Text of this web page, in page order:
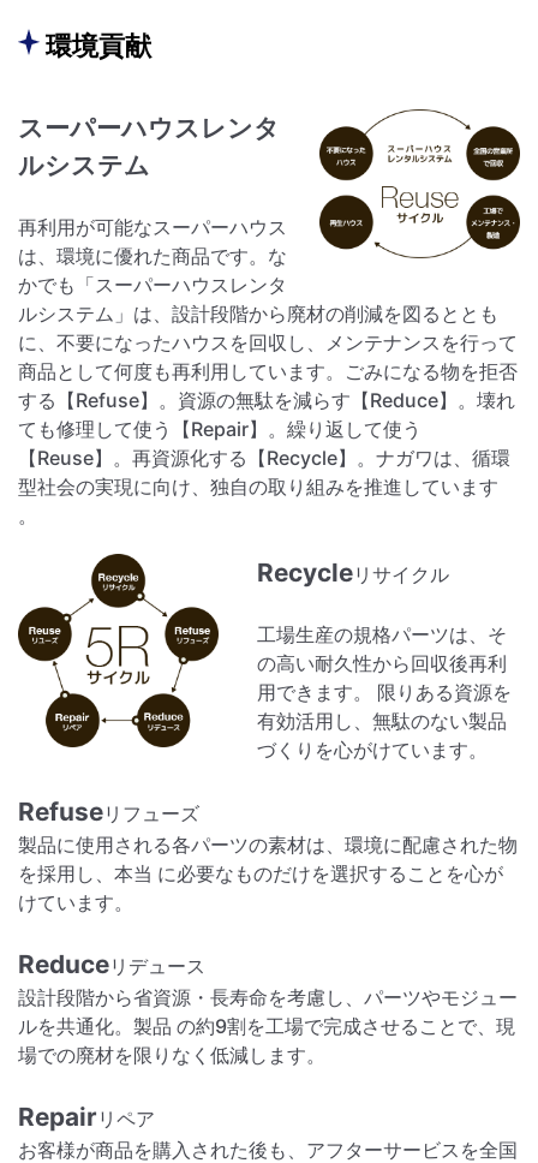
環境貢献
スーパーハウスレンタ
ルシステム
再利用が可能なスーパーハウス
は、環境に優れた商品です。な
かでも「スーパーハウスレンタ
ルシステム」は、設計段階から廃材の削減を図るととも
に、不要になったハウスを回収し、メンテナンスを行って
商品として何度も再利用しています。ごみになる物を拒否
する【Refuse】。資源の無駄を減らす【Reduce】。壊れ
ても修理して使う【Repair】。繰り返して使う
【Reuse】。再資源化する【Recycle】。ナガワは、循環
型社会の実現に向け、独自の取り組みを推進しています
。
Recycleリサイクル
工場生産の規格パーツは、そ
の高い耐久性から回収後再利
用できます。 限りある資源を
有効活用し、無駄のない製品
づくりを心がけています。
Refuseリフューズ
製品に使用される各パーツの素材は、環境に配慮された物
を採用し、本当 に必要なものだけを選択することを心が
けています。
Reduceリデュース
設計段階から省資源・長寿命を考慮し、パーツやモジュー
ルを共通化。製品 の約9割を工場で完成させることで、現
場での廃材を限りなく低減します。
Repair リペア
お客様が商品を購入された後も、アフターサービスを全国